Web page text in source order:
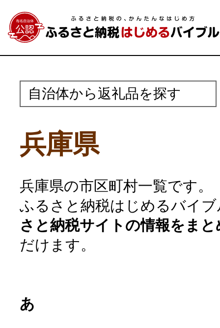
自治体から返礼品を探す
兵庫県
兵庫県の市区町村一覧です。
ふるさと納税はじめるバイ
さと納税サイトの情報をまと
だけます。
あ